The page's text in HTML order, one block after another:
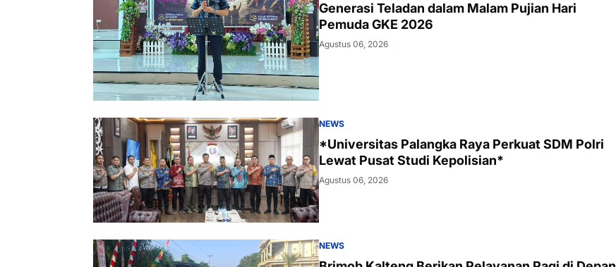
Generasi Teladan dalam Malam Pujian Hari
Pemuda GKE 2026
Agustus 06, 2026
NEWS
*Universitas Palangka Raya Perkuat SDM Polri
Lewat Pusat Studi Kepolisian*
Agustus 06, 2026
NEWS